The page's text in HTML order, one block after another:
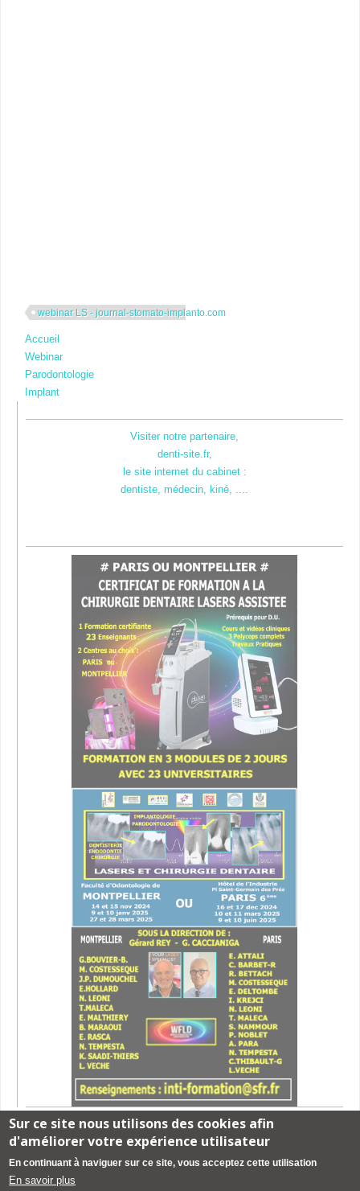
webinar LS - journal-stomato-implanto.com
Accueil
Webinar
Parodontologie
Implant
Visiter notre partenaire,
denti-site.fr,
le site internet du cabinet :
dentiste, médecin, kiné, ....
Mentions légales-création de site web pour cabinet dentaire créé
www.denti-site.fr
Sur ce site nous utilisons des cookies afin
d'améliorer votre expérience utilisateur
En continuant à naviguer sur ce site, vous acceptez cette utilisation
En savoir plus